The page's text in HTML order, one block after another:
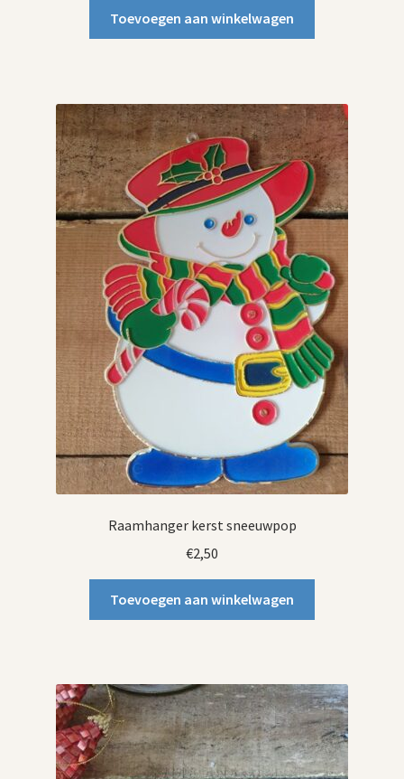
Toevoegen aan winkelwagen
Raamhanger kerst sneeuwpop
€2,50
Toevoegen aan winkelwagen